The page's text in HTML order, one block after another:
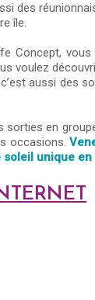
des
île.
Concept, vous
voulez
aussi des
sorties en
occasions.
unique en